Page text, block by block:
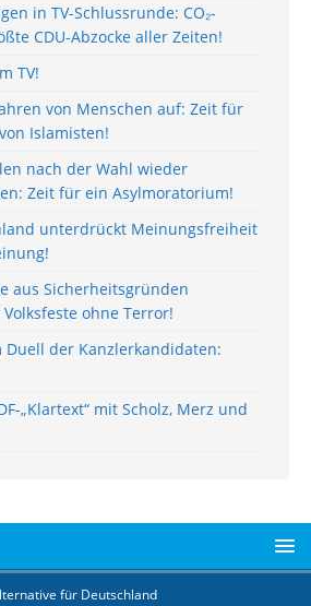
in TV-Schlussrunde: CO₂-
CDU-Abzocke aller Zeiten!
TV!
von Menschen auf: Zeit für
Islamisten!
nach der Wahl wieder
Zeit für ein Asylmoratorium!
unterdrückt Meinungsfreiheit
aus Sicherheitsgründen
ohne Terror!
Duell der Kanzlerkandidaten:
„Klartext“ mit Scholz, Merz und
für Deutschland